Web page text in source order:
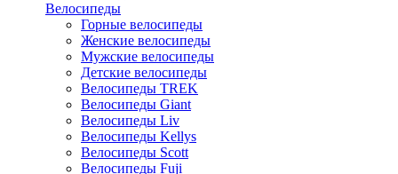
Велосипеды
Горные велосипеды
Женские велосипеды
Мужские велосипеды
Детские велосипеды
Велосипеды TREK
Велосипеды Giant
Велосипеды Liv
Велосипеды Kellys
Велосипеды Scott
Велосипеды Fuji